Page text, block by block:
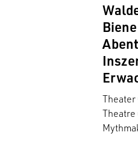
Theater
Theatre